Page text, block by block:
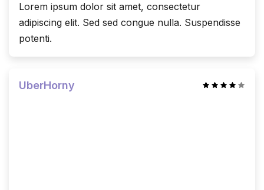
Lorem ipsum dolor sit amet, consectetur
adipiscing elit. Sed sed congue nulla. Suspendisse
potenti.
UberHorny